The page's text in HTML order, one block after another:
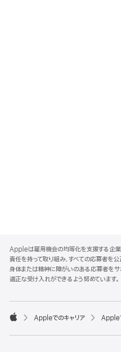
p
p
l
e
o
t
Appleは雇用機会の均等化を支援する企業
責任を持って取り組み、すべての応募者を
身体または精神に障がいのある応募者をサ
適正な受け入れができるよう努めています。

p
Appleでのキャリア Apple